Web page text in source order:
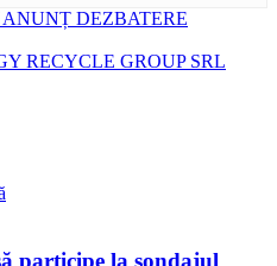
ANUNȚ DEZBATERE
RECYCLE GROUP SRL
participe la sondajul